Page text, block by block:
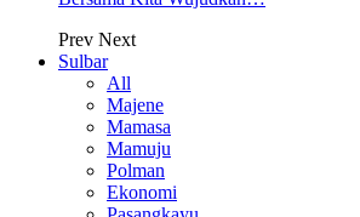
Prev Next
Sulbar
All
Majene
Mamasa
Mamuju
Polman
Ekonomi